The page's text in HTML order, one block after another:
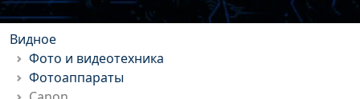
Видное
Фото и видеотехника
Фотоаппараты